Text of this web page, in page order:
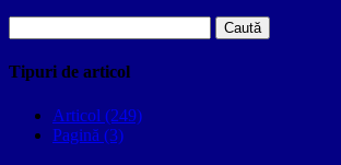
după:
Tipuri de articol
Articol (249)
Pagină (3)